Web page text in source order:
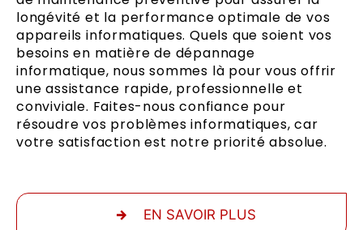
longévité et la performance optimale de vos
appareils informatiques. Quels que soient vos
besoins en matière de dépannage
informatique, nous sommes là pour vous offrir
une assistance rapide, professionnelle et
conviviale. Faites-nous confiance pour
résoudre vos problèmes informatiques, car
votre satisfaction est notre priorité absolue.
EN SAVOIR PLUS